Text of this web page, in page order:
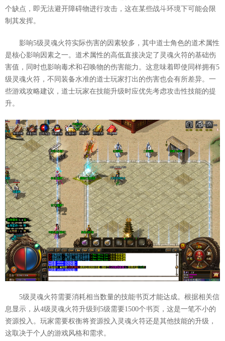
个缺点，即无法避开障碍物进行攻击，这在某些战斗环境下可能会限
制其发挥。
影响5级灵魂火符实际伤害的因素较多，其中道士角色的道术属性
是核心影响因素之一。道术属性的高低直接决定了灵魂火符的基础伤
害值，同时也影响毒术和召唤物的伤害能力。这意味着即使同样拥有5
级灵魂火符，不同装备水准的道士玩家打出的伤害也会有所差异。一
些游戏攻略建议，道士玩家在技能升级时应优先考虑攻击性技能的提
升。
5级灵魂火符需要消耗相当数量的技能书页才能达成。根据相关信
息显示，从4级灵魂火符升级到5级需要1500个书页，这是一笔不小的
资源投入。玩家需要权衡将资源投入灵魂火符还是其他技能的升级，
这取决于个人的游戏风格和需求。